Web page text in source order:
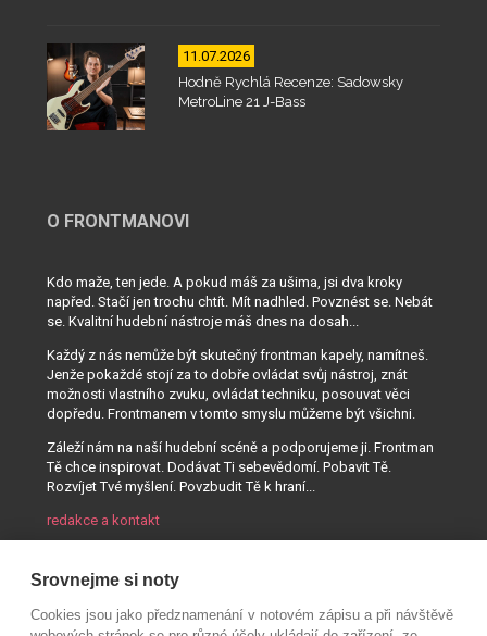
11.07.2026
Hodně Rychlá Recenze: Sadowsky
MetroLine 21 J-Bass
O FRONTMANOVI
Kdo maže, ten jede. A pokud máš za ušima, jsi dva kroky
napřed. Stačí jen trochu chtít. Mít nadhled. Povznést se. Nebát
se. Kvalitní hudební nástroje máš dnes na dosah...
Každý z nás nemůže být skutečný frontman kapely, namítneš.
Jenže pokaždé stojí za to dobře ovládat svůj nástroj, znát
možnosti vlastního zvuku, ovládat techniku, posouvat věci
dopředu. Frontmanem v tomto smyslu můžeme být všichni.
Záleží nám na naší hudební scéně a podporujeme ji. Frontman
Tě chce inspirovat. Dodávat Ti sebevědomí. Pobavit Tě.
Rozvíjet Tvé myšlení. Povzbudit Tě k hraní...
redakce a kontakt
Srovnejme si noty
Cookies jsou jako předznamenání v notovém zápisu a při návštěvě